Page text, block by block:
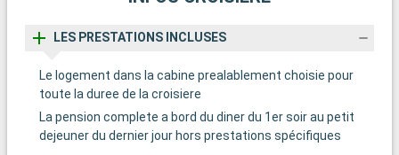
LES PRESTATIONS INCLUSES
Le logement dans la cabine prealablement choisie pour
toute la duree de la croisiere
La pension complete a bord du diner du 1er soir au petit
dejeuner du dernier jour hors prestations spécifiques